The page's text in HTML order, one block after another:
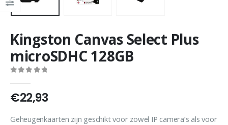
Kingston Canvas Select Plus
microSDHC 128GB
€22,93
Geheugenkaarten zijn geschikt voor zowel IP camera’s als voor